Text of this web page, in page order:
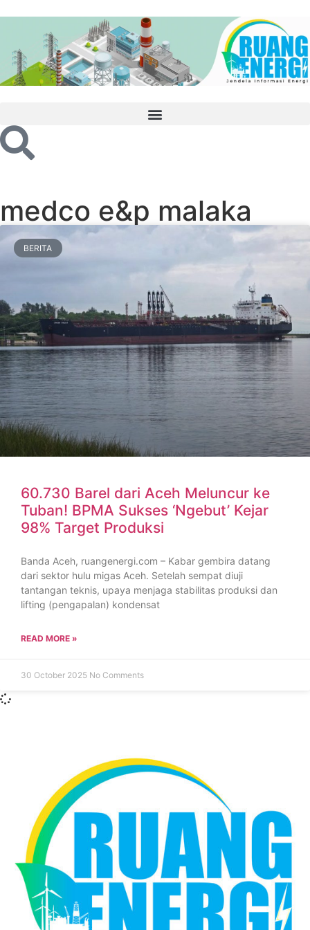
medco e&p malaka
BERITA
60.730 Barel dari Aceh Meluncur ke
Tuban! BPMA Sukses ‘Ngebut’ Kejar
98% Target Produksi
Banda Aceh, ruangenergi.com – Kabar gembira datang
dari sektor hulu migas Aceh. Setelah sempat diuji
tantangan teknis, upaya menjaga stabilitas produksi dan
lifting (pengapalan) kondensat
READ MORE »
30 October 2025 No Comments